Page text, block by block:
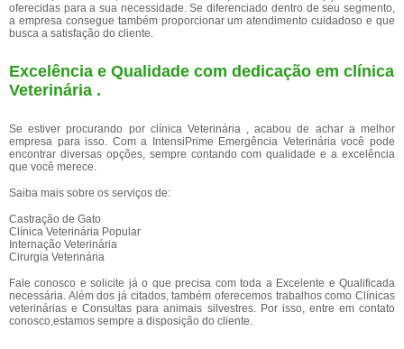
oferecidas para a sua necessidade. Se diferenciado dentro de seu segmento,
a empresa consegue também proporcionar um atendimento cuidadoso e que
busca a satisfação do cliente.
Excelência e Qualidade com dedicação em clínica
Veterinária .
Se estiver procurando por clínica Veterinária , acabou de achar a melhor
empresa para isso. Com a IntensiPrime Emergência Veterinária você pode
encontrar diversas opções, sempre contando com qualidade e a excelência
que você merece.
Saiba mais sobre os serviços de:
Castração de Gato
Clínica Veterinária Popular
Internação Veterinária
Cirurgia Veterinária
Fale conosco e solicite já o que precisa com toda a Excelente e Qualificada
necessária. Além dos já citados, também oferecemos trabalhos como Clínicas
veterinárias e Consultas para animais silvestres. Por isso, entre em contato
conosco,estamos sempre a disposição do cliente.